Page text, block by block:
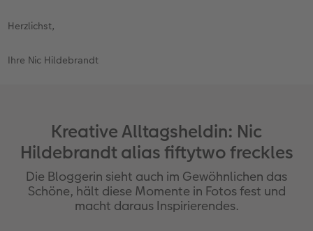
Herzlichst,
Ihre Nic Hildebrandt
Kreative Alltagsheldin: Nic
Hildebrandt alias fiftytwo freckles
Die Bloggerin sieht auch im Gewöhnlichen das
Schöne, hält diese Momente in Fotos fest und
macht daraus Inspirierendes.